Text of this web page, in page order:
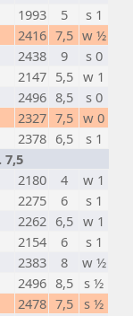
1993 5
s 1
2416 7,5 w ½
2438 9
s 0
2147 5,5 w 1
2496 8,5
s 0
2327 7,5 w 0
2378 6,5
s 1
7,5
2180 4
w 1
2275 6
s 1
2262 6,5 w 1
2154 6
s 1
2383 8
w ½
2496 8,5
s ½
2478 7,5
s ½